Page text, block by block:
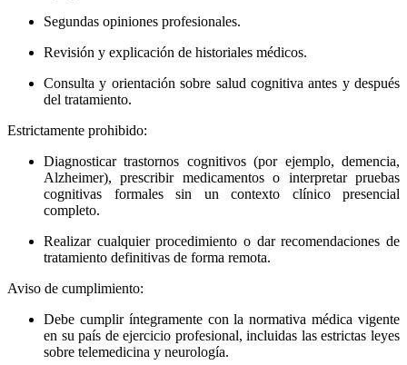
Segundas opiniones profesionales.
Revisión y explicación de historiales médicos.
Consulta y orientación sobre salud cognitiva antes y después
del tratamiento.
Estrictamente prohibido:
Diagnosticar trastornos cognitivos (por ejemplo, demencia,
Alzheimer), prescribir medicamentos o interpretar pruebas
cognitivas formales sin un contexto clínico presencial
completo.
Realizar cualquier procedimiento o dar recomendaciones de
tratamiento definitivas de forma remota.
Aviso de cumplimiento:
Debe cumplir íntegramente con la normativa médica vigente
en su país de ejercicio profesional, incluidas las estrictas leyes
sobre telemedicina y neurología.